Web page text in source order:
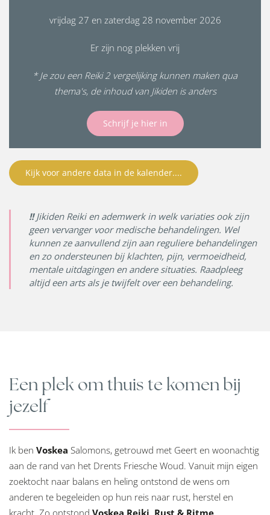
vrijdag 27 en zaterdag 28 november 2026
Er zijn nog plekken vrij
* Je zou een Reiki 2 vergelijking kunnen maken qua
thema's, de inhoud van Jikiden is anders
Schrijf je hier in
Kijk voor andere data in de kalender....
!!Jikiden Reiki en ademwerk in welk variaties ook zijn
geen vervanger voor medische behandelingen. Wel
kunnen ze aanvullend zijn aan reguliere behandelingen
en zo ondersteunen bij klachten, pijn, vermoeidheid,
mentale uitdagingen en andere situaties. Raadpleeg
altijd een arts als je twijfelt over een behandeling.
Een plek om thuis te komen bij
jezelf
Ik ben Voskea Salomons, getrouwd met Geert en woonachtig
aan de rand van het Drents Friesche Woud. Vanuit mijn eigen
zoektocht naar balans en heling ontstond de wens om
anderen te begeleiden op hun reis naar rust, herstel en
kracht. Zo ontstond Voskea Reiki, Rust & Ritme